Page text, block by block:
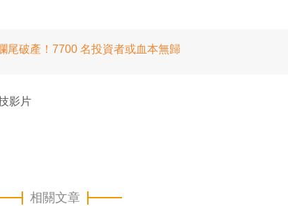
尾破產！7700 名投資者或血本無歸
影片
相關文章